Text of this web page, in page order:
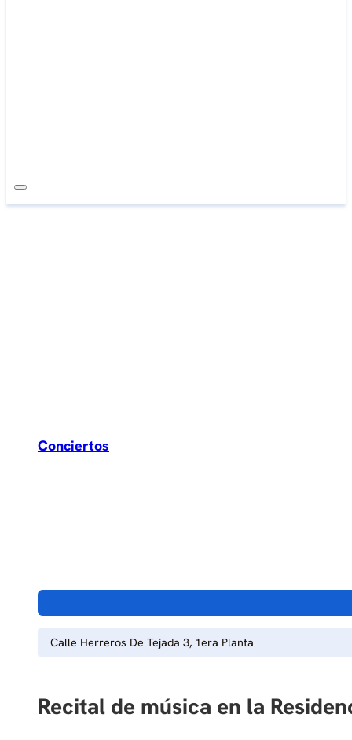
Conciertos
Calle Herreros De Tejada 3, 1era Planta
Recital de música en la